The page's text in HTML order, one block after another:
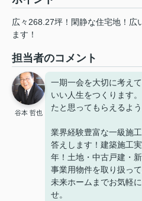
広々268.27坪！閑静な住宅地！広
ます！
担当者のコメント
谷本 哲也
一期一会を大切に考え
いい人生をつくります
たと思ってもらえるよ
業界経験豊富な一級施
答えします！建築施工
年！土地・中古戸建・
事業用物件を取り扱っ
未来ホームまでお気軽
せ。